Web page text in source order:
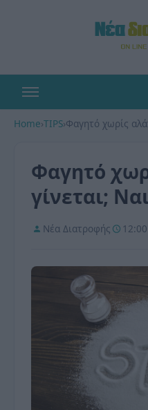
Home›TIPS›Φαγητό χωρίς
Φαγητό
γίνεται;
Νέα Διατροφής